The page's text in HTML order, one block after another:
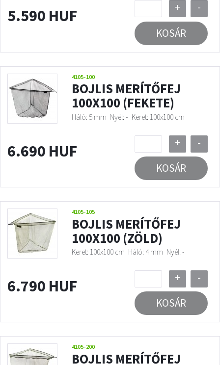
5.590 HUF +
-
KOSÁR
4105-100
BOJLIS MERÍTŐFEJ
100X100 (FEKETE)
Háló: 5 mm Nyél: - Keret: 100x100 cm
6.690 HUF +
-
KOSÁR
4105-105
BOJLIS MERÍTŐFEJ
100X100 (ZÖLD)
Keret: 100x100 cm Háló: 4 mm Nyél: -
6.790 HUF +
-
KOSÁR
4105-200
BOJLIS MERÍTŐFEJ